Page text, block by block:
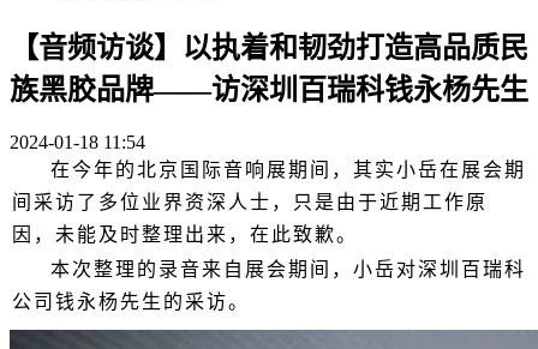
【音频访谈】以执着和韧劲打造高品质民
族黑胶品牌——访深圳百瑞科钱永杨先生
2024-01-18 11:54
在今年的北京国际音响展期间，其实小岳在展会期
间采访了多位业界资深人士，只是由于近期工作原
因，未能及时整理出来，在此致歉。
本次整理的录音来自展会期间，小岳对深圳百瑞科
公司钱永杨先生的采访。